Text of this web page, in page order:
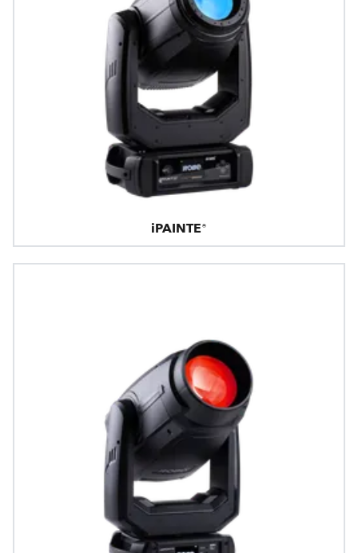
iPAINTE®